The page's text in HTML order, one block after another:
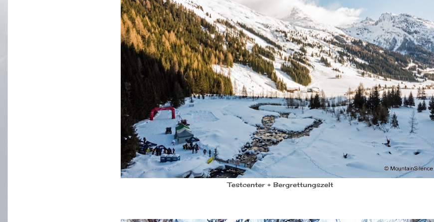
Testcenter + Bergrettungszelt